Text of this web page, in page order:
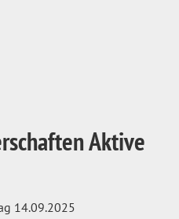
Aktive
14.09.2025